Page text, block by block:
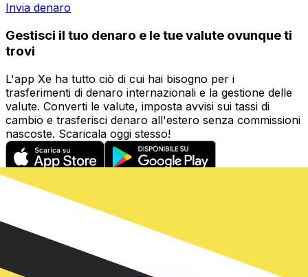
Invia denaro
Gestisci il tuo denaro e le tue valute ovunque ti
trovi
L'app Xe ha tutto ciò di cui hai bisogno per i
trasferimenti di denaro internazionali e la gestione delle
valute. Converti le valute, imposta avvisi sui tassi di
cambio e trasferisci denaro all'estero senza commissioni
nascoste. Scaricala oggi stesso!